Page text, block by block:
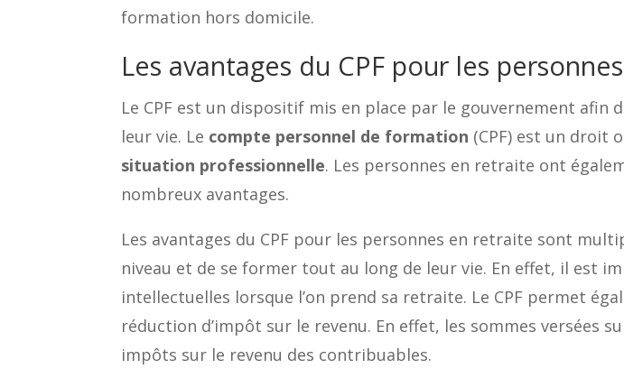
formation hors domicile.
Les avantages du CPF pour les
Le CPF est un dispositif mis en place par le gouvernement
leur vie. Le compte personnel de formation (CPF) est un droit
situation professionnelle. Les personnes en retraite ont
nombreux avantages.
Les avantages du CPF pour les personnes en retraite sont
niveau et de se former tout au long de leur vie. En effet, il est
intellectuelles lorsque l’on prend sa retraite. Le CPF permet
réduction d’impôt sur le revenu. En effet, les sommes versées
impôts sur le revenu des contribuables.